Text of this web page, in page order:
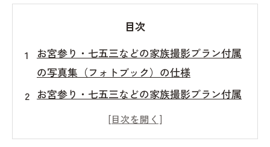
目次
お宮参り・七五三などの家族撮影プラン付属
の写真集（フォトブック）の仕様
お宮参り・七五三などの家族撮影プラン付属
の写真集（フォトブック）の追加料金
お宮参り・七五三などの家族撮影プラン付属